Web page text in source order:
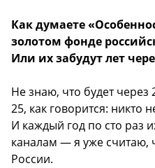
Как думаете
золотом фонде
Или их забудут лет
Не знаю, что будет
25, как говорится: никто
И каждый год по сто раз
каналам — я уже считаю,
России.